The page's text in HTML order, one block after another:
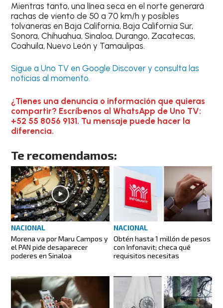
Mientras tanto, una línea seca en el norte generará
rachas de viento de 50 a 70 km/h y posibles
tolvaneras en Baja California, Baja California Sur,
Sonora, Chihuahua, Sinaloa, Durango, Zacatecas,
Coahuila, Nuevo León y Tamaulipas.
Sigue a Uno TV en Google Discover y consulta las
noticias al momento.
¿Tienes una denuncia o información que quieras
compartir? Escríbenos al WhatsApp de Uno TV:
+52 55 8056 9131. Tu mensaje puede hacer la
diferencia.
Te recomendamos:
NACIONAL
Morena va por Maru Campos y
el PAN pide desaparecer
poderes en Sinaloa
NACIONAL
Obtén hasta 1 millón de pesos
con Infonavit; checa qué
requisitos necesitas